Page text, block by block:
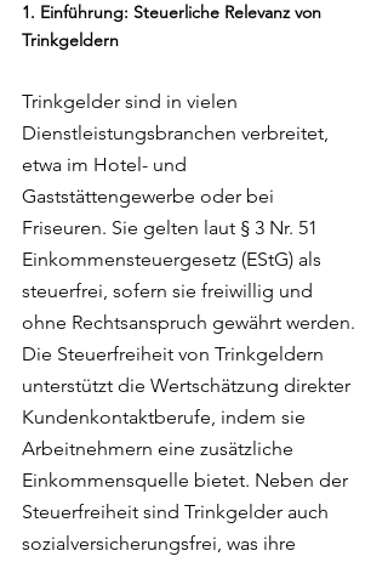
1. Einführung: Steuerliche Relevanz von
Trinkgeldern
Trinkgelder sind in vielen
Dienstleistungsbranchen verbreitet,
etwa im Hotel- und
Gaststättengewerbe oder bei
Friseuren. Sie gelten laut § 3 Nr. 51
Einkommensteuergesetz (EStG) als
steuerfrei, sofern sie freiwillig und
ohne Rechtsanspruch gewährt werden.
Die Steuerfreiheit von Trinkgeldern
unterstützt die Wertschätzung direkter
Kundenkontaktberufe, indem sie
Arbeitnehmern eine zusätzliche
Einkommensquelle bietet. Neben der
Steuerfreiheit sind Trinkgelder auch
sozialversicherungsfrei, was ihre